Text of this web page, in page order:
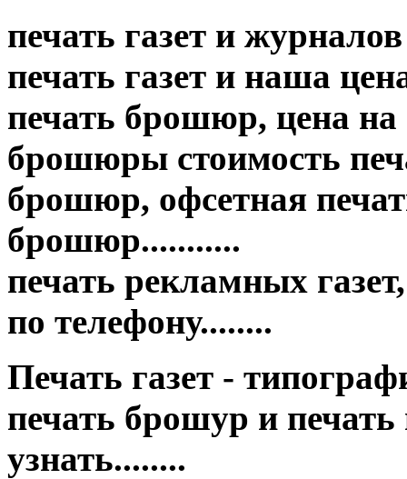
печать газет и
печать газет и наша
печать брошюр, цена
брошюры стоимость
брошюр, офсетная
брошюр...........
печать рекламных
по телефону........
Печать газет -
печать брошур и
узнать........